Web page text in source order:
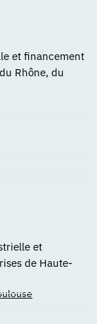
et financement
Rhône, du
et
de Haute-